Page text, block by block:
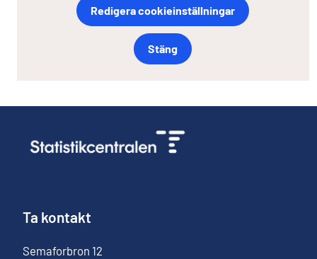
Redigera cookieinställningar
Stäng
Ta kontakt
Semaforbron 12